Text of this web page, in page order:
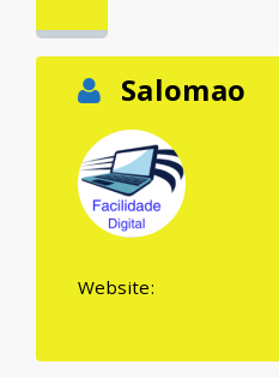
Salomao
Website: